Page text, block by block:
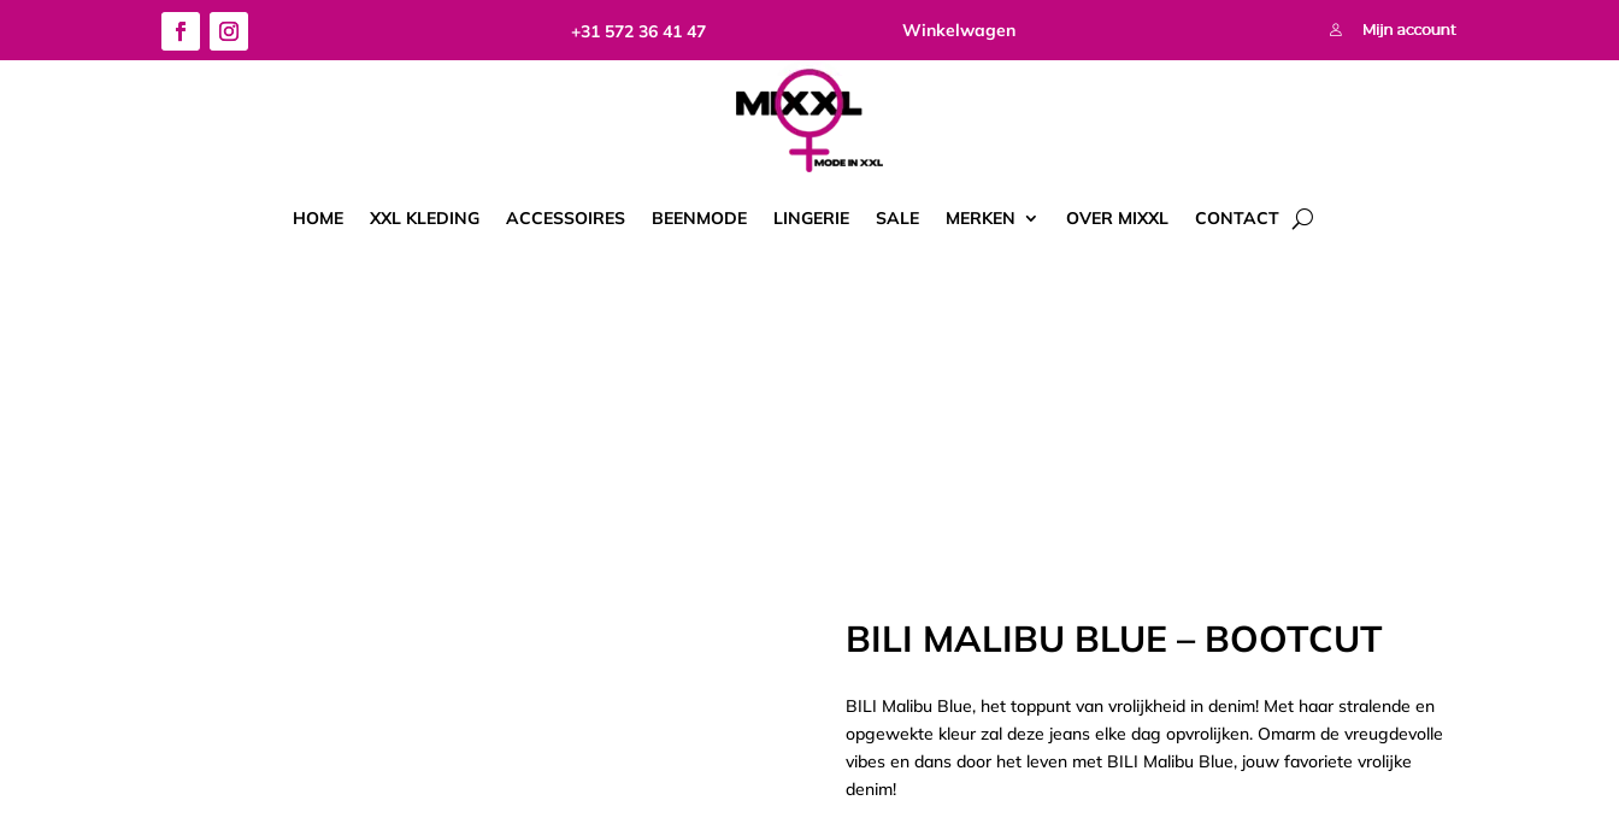
+31 572 36 41 47 Winkelwagen
HOME XXL KLEDING ACCESSOIRES BEENMODE LINGERIE SALE MERKEN OVER MIXXL CONTACT
BILI MALIBU BLUE – BOOTCUT
BILI Malibu Blue, het toppunt van vrolijkheid in denim! Met haar stralende en
opgewekte kleur zal deze jeans elke dag opvrolijken. Omarm de vreugdevolle
vibes en dans door het leven met BILI Malibu Blue, jouw favoriete vrolijke
denim!